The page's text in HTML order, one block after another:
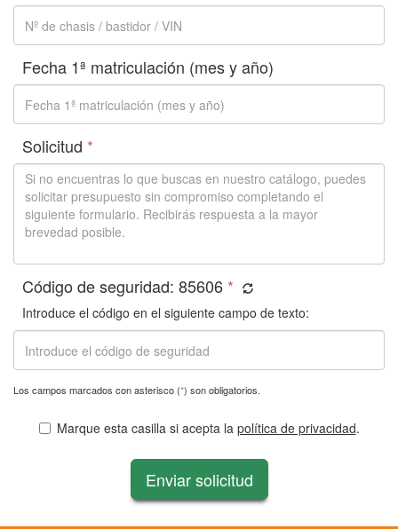
Fecha 1ª matriculación (mes y año)
Solicitud *
Código de seguridad: 85606 *
Introduce el código en el siguiente campo de texto:
Los campos marcados con asterisco (*) son obligatorios.
Marque esta casilla si acepta la política de privacidad.
Enviar solicitud